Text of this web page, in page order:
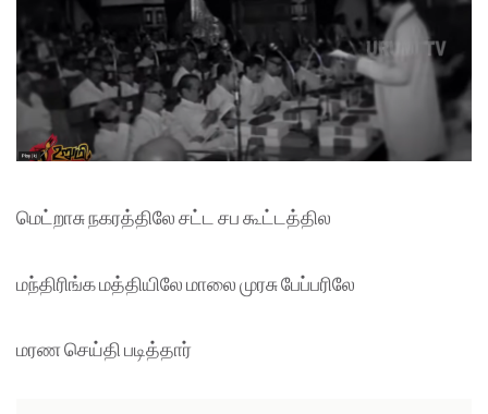
மெட்றாசு நகரத்திலே சட்ட சப கூட்டத்தில
மந்திரிங்க மத்தியிலே மாலை முரசு பேப்பரிலே
மரண செய்தி படித்தார்